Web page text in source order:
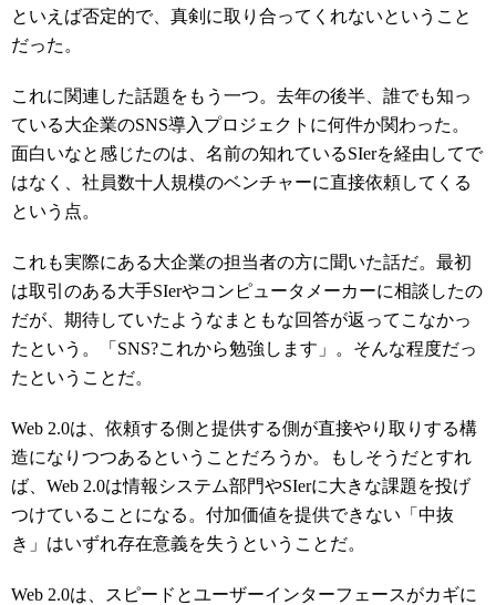
といえば否定的で、真剣に取り合ってくれないということ
だった。
これに関連した話題をもう一つ。去年の後半、誰でも知っ
ている大企業のSNS導入プロジェクトに何件か関わった。
面白いなと感じたのは、名前の知れているSIerを経由してで
はなく、社員数十人規模のベンチャーに直接依頼してくる
という点。
これも実際にある大企業の担当者の方に聞いた話だ。最初
は取引のある大手SIerやコンピュータメーカーに相談したの
だが、期待していたようなまともな回答が返ってこなかっ
たという。「SNS?これから勉強します」。そんな程度だっ
たということだ。
Web 2.0は、依頼する側と提供する側が直接やり取りする構
造になりつつあるということだろうか。もしそうだとすれ
ば、Web 2.0は情報システム部門やSIerに大きな課題を投げ
つけていることになる。付加価値を提供できない「中抜
き」はいずれ存在意義を失うということだ。
Web 2.0は、スピードとユーザーインターフェースがカギに